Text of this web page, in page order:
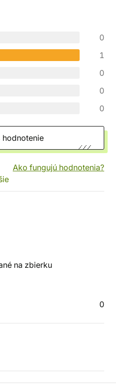
0
1
0
0
0
hodnotenie
Ako fungujú hodnotenia?
na zbierku
0